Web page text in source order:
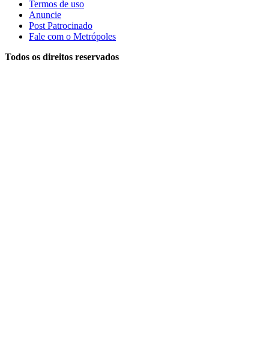
Termos de uso
Anuncie
Post Patrocinado
Fale com o Metrópoles
Todos os direitos reservados